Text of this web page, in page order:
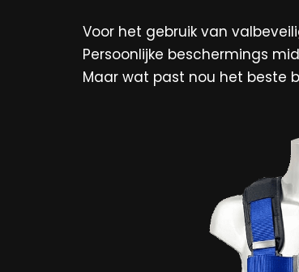
Voor het gebruik van
Persoonlijke beschermings
Maar wat past nou het beste